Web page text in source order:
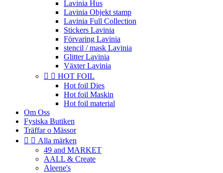
Lavinia Hus
Lavinia Objekt stamp
Lavinia Full Collection
Stickers Lavinia
Förvaring Lavinia
stencil / mask Lavinia
Glitter Lavinia
Växter Lavinia
  HOT FOIL
Hot foil Dies
Hot foil Maskin
Hot foil material
Om Oss
Fysiska Butiken
Träffar o Mässor
  Alla märken
49 and MARKET
AALL & Create
Aleene's